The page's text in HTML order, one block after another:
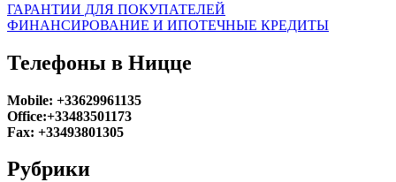
ГАРАНТИИ ДЛЯ ПОКУПАТЕЛЕЙ
ФИНАНСИРОВАНИЕ И ИПОТЕЧНЫЕ КРЕДИТЫ
Телефоны в Ницце
Mobile: +33629961135
Office:+33483501173
Fax: +33493801305
Рубрики